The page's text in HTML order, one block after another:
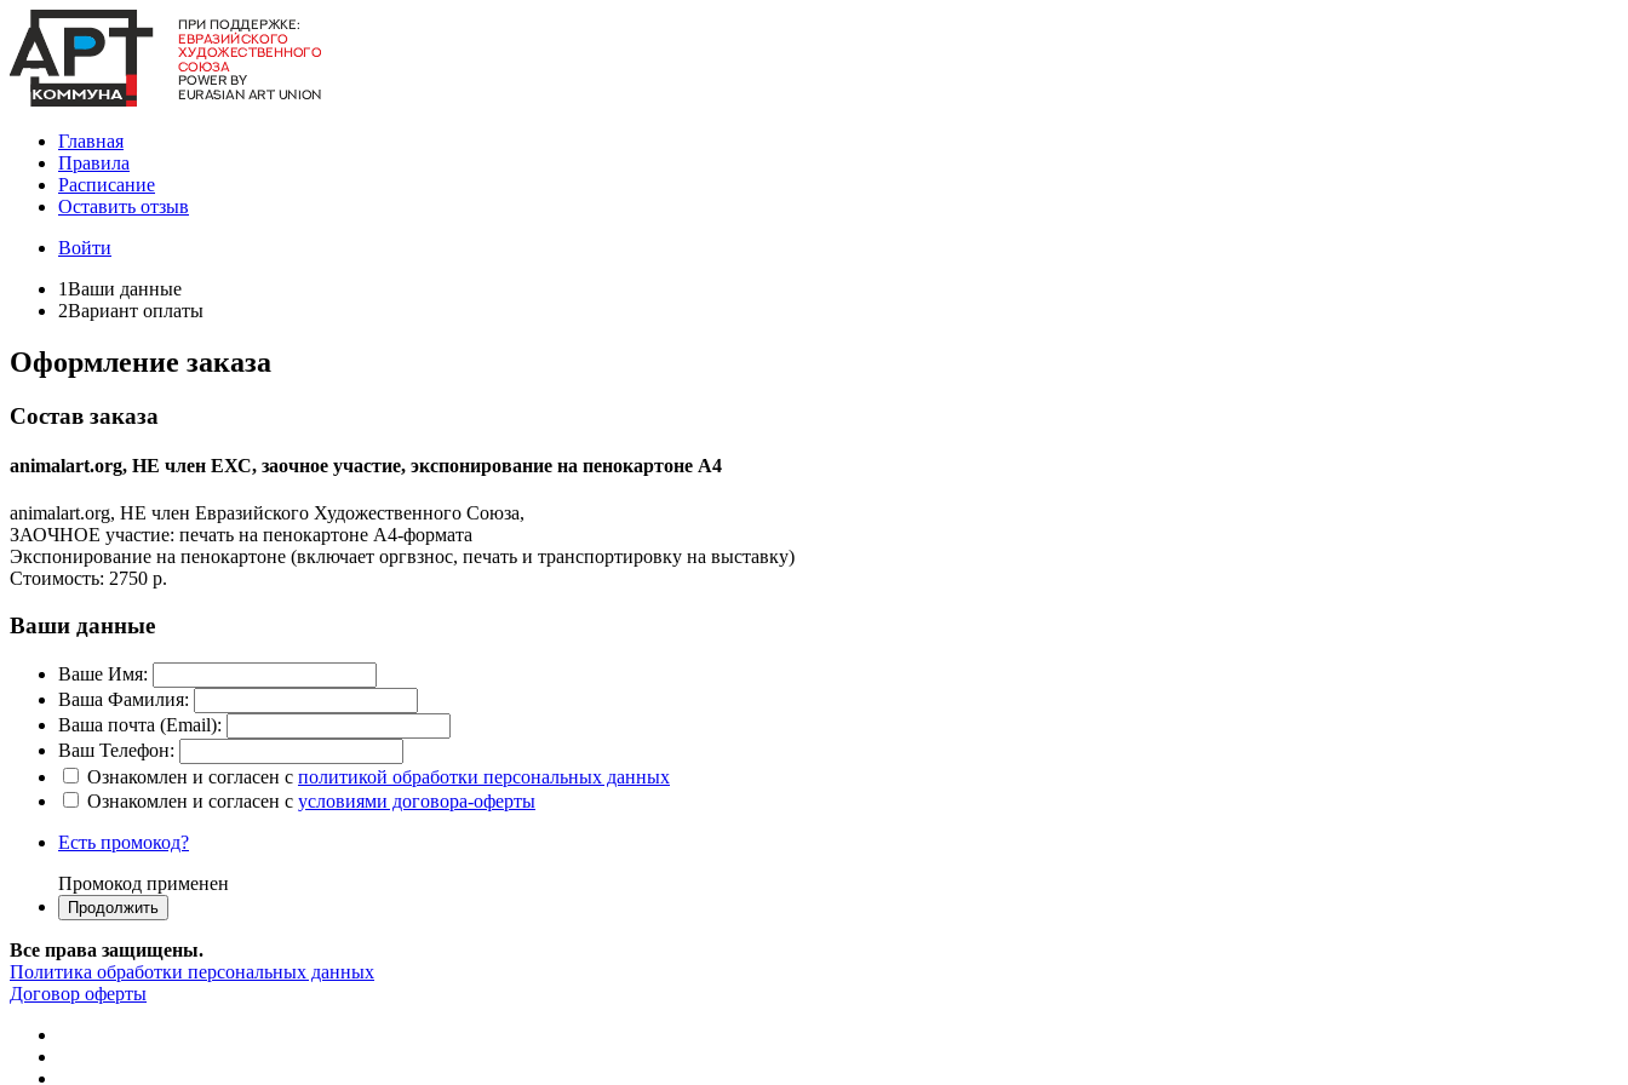
Главная
Правила
Расписание
Оставить отзыв
Войти
1Ваши данные
2Вариант оплаты
Оформление заказа
Состав заказа
animalart.org, НЕ член ЕХС, заочное участие, экспонирование на пенокартоне А4
animalart.org, НЕ член Евразийского Художественного Союза,
ЗАОЧНОЕ участие: печать на пенокартоне А4-формата
Экспонирование на пенокартоне (включает оргвзнос, печать и транспортировку на выставку)
Стоимость: 2750 р.
Ваши данные
Ваше Имя:
Ваша Фамилия:
Ваша почта (Email):
Ваш Телефон:
Ознакомлен и согласен с политикой обработки персональных данных
Ознакомлен и согласен с условиями договора-оферты
Есть промокод?
Промокод применен
Все права защищены.
Политика обработки персональных данных
Договор оферты